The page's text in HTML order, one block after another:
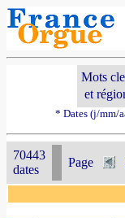
Mots
et
* Dates (j/mm/
70443
dates
Page